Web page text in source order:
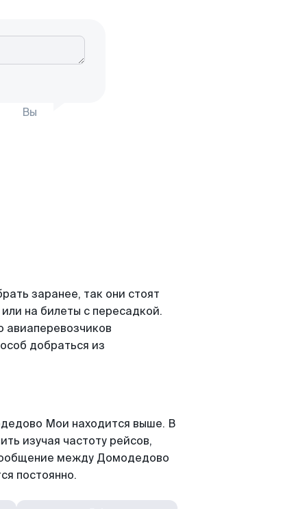
Вы
заранее, так они стоят
на билеты с пересадкой.
добраться из
Мои находится выше. В
изучая частоту рейсов,
между Домодедово
постоянно.